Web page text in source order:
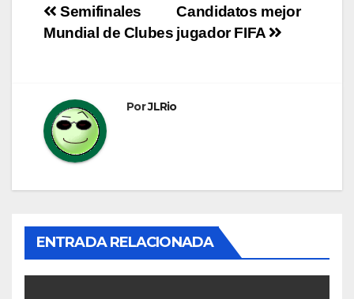
NavegaciónCandidatos mejor
jugador FIFA
Semifinales
Mundial de Clubes
PorJLRio
ENTRADA RELACIONADA